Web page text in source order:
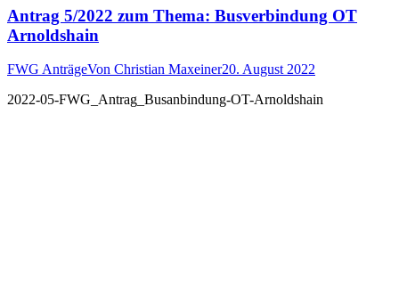
Antrag 5/2022 zum Thema: Busverbindung OT
Arnoldshain
FWG AnträgeVon Christian Maxeiner20. August 2022
2022-05-FWG_Antrag_Busanbindung-OT-Arnoldshain